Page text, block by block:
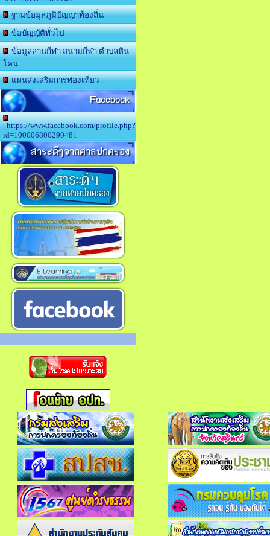
ฐานข้อมูลภูมิปัญญาท้องถิ่น
ข้อบัญญัติทั่วไป
ข้อมูลลานกีฬา สนามกีฬา ตำบลหิน
โคน
แผนส่งเสริมการท่องเที่ยว
Facebook
https://www.facebook.com/profile.php?
id=100006800290481
สาระดีๆจากศาลปกครอง